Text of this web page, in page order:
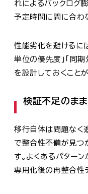
れによるバックログ
予定時間に間に合わ
性能劣化を避けるに
単位の優先度」「同期
を設計しておくこと
検証不足のま
移行自体は問題なく
で整合性不備が見つ
す。よくあるパター
専用化後の再整合性